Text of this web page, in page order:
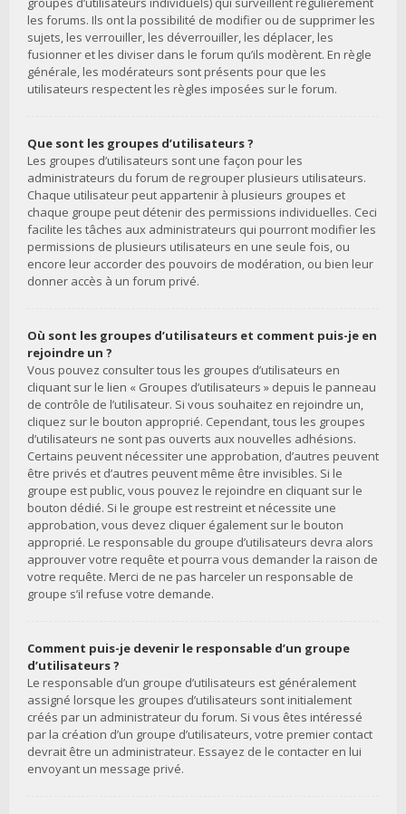
les forums. Ils ont la possibilité de modifier ou de supprimer les
sujets, les verrouiller, les déverrouiller, les déplacer, les
fusionner et les diviser dans le forum qu’ils modèrent. En règle
générale, les modérateurs sont présents pour que les
utilisateurs respectent les règles imposées sur le forum.
Que sont les groupes d’utilisateurs ?
Les groupes d’utilisateurs sont une façon pour les
administrateurs du forum de regrouper plusieurs utilisateurs.
Chaque utilisateur peut appartenir à plusieurs groupes et
chaque groupe peut détenir des permissions individuelles. Ceci
facilite les tâches aux administrateurs qui pourront modifier les
permissions de plusieurs utilisateurs en une seule fois, ou
encore leur accorder des pouvoirs de modération, ou bien leur
donner accès à un forum privé.
Où sont les groupes d’utilisateurs et comment puis-je en
rejoindre un ?
Vous pouvez consulter tous les groupes d’utilisateurs en
cliquant sur le lien « Groupes d’utilisateurs » depuis le panneau
de contrôle de l’utilisateur. Si vous souhaitez en rejoindre un,
cliquez sur le bouton approprié. Cependant, tous les groupes
d’utilisateurs ne sont pas ouverts aux nouvelles adhésions.
Certains peuvent nécessiter une approbation, d’autres peuvent
être privés et d’autres peuvent même être invisibles. Si le
groupe est public, vous pouvez le rejoindre en cliquant sur le
bouton dédié. Si le groupe est restreint et nécessite une
approbation, vous devez cliquer également sur le bouton
approprié. Le responsable du groupe d’utilisateurs devra alors
approuver votre requête et pourra vous demander la raison de
votre requête. Merci de ne pas harceler un responsable de
groupe s’il refuse votre demande.
Comment puis-je devenir le responsable d’un groupe
d’utilisateurs ?
Le responsable d’un groupe d’utilisateurs est généralement
assigné lorsque les groupes d’utilisateurs sont initialement
créés par un administrateur du forum. Si vous êtes intéressé
par la création d’un groupe d’utilisateurs, votre premier contact
devrait être un administrateur. Essayez de le contacter en lui
envoyant un message privé.